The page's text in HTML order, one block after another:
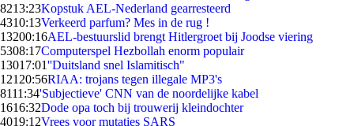
8213:23Kopstuk AEL-Nederland gearresteerd
4310:13Verkeerd parfum? Mes in de rug !
13200:16AEL-bestuurslid brengt Hitlergroet bij Joodse viering
5308:17Computerspel Hezbollah enorm populair
13017:01''Duitsland snel Islamitisch"
121 20:56RIAA: trojans tegen illegale MP3's
8111:34'Subjectieve' CNN van de noordelijke kabel
1616:32Dode opa toch bij trouwerij kleindochter
4019:12Vrees voor mutaties SARS